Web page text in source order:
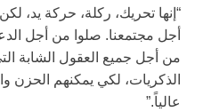
“إنها تحريك، ركلة، حركة يد،
أجل مجتمعنا. صلوا من أجل
من أجل جميع العقول الشابة
الذكريات، لكي يمكنهم
عالياً.”